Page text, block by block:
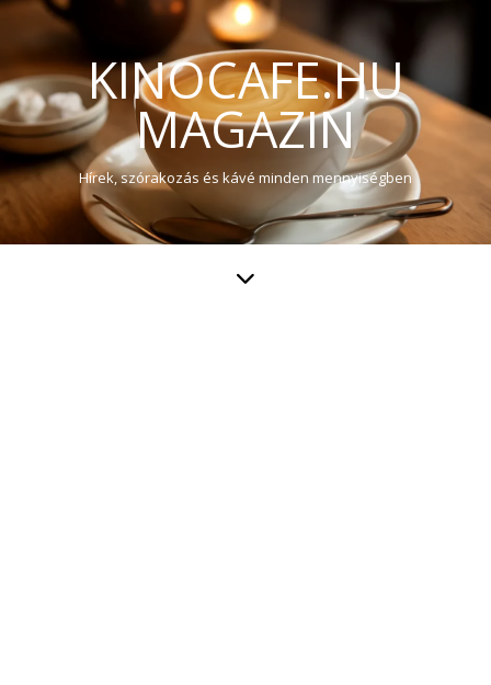
KINOCAFE.HU
MAGAZIN
Hírek, szórakozás és kávé minden mennyiségben